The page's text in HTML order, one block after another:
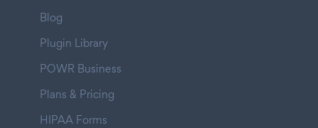
Blog
Plugin Library
POWR Business
Plans & Pricing
HIPAA Forms